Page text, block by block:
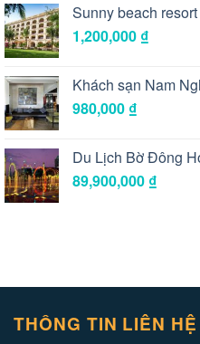
Sunny beach
1,200,000 ₫
Khách sạn Nam
980,000 ₫
Du Lịch Bờ Đông
89,900,000 ₫
THÔNG TIN LIÊN HỆ